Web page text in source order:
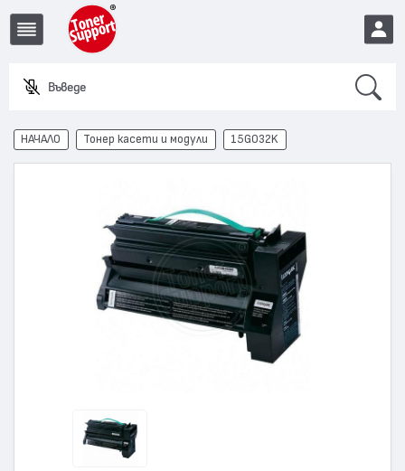
Въведете име
EUR
НАЧАЛО Тонер касети и модули 15G032K